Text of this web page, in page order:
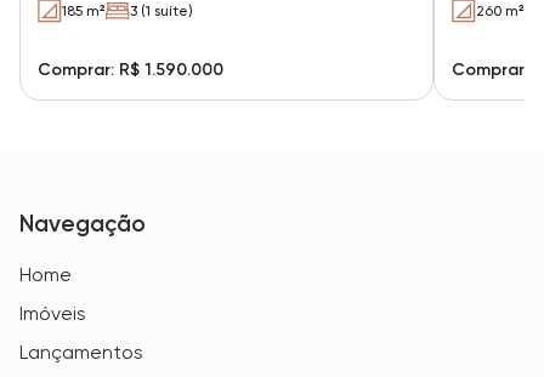
185 m² 3 (1 suíte)
Comprar: R$ 1.590.000
260 m²
Comprar:
Navegação
Home
Imóveis
Lançamentos